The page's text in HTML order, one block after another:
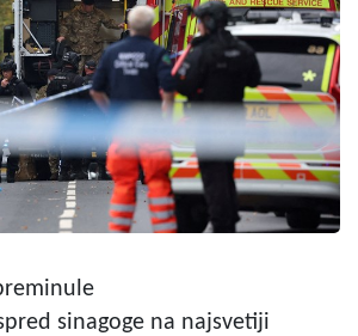
sinagoge na najsvetiji